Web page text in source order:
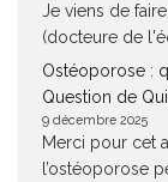
Je viens de
(docteure de
Ostéoporose :
Question de
9 décembre 2025
Merci pour cet
l’ostéoporose